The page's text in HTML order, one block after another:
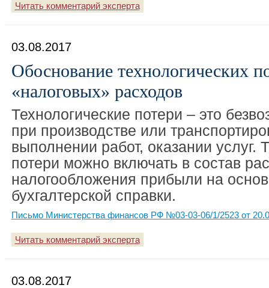
Читать комментарий эксперта
03.08.2017
Обоснование технологических
«налоговых» расходов
Технологические потери – это
при производстве или
выполнении работ, оказании услуг.
потери можно включать в состав
налогообложения прибыли на
бухгалтерской справки.
Письмо Министерства финансов РФ №03-03-06/1/2523 от
Читать комментарий эксперта
03.08.2017